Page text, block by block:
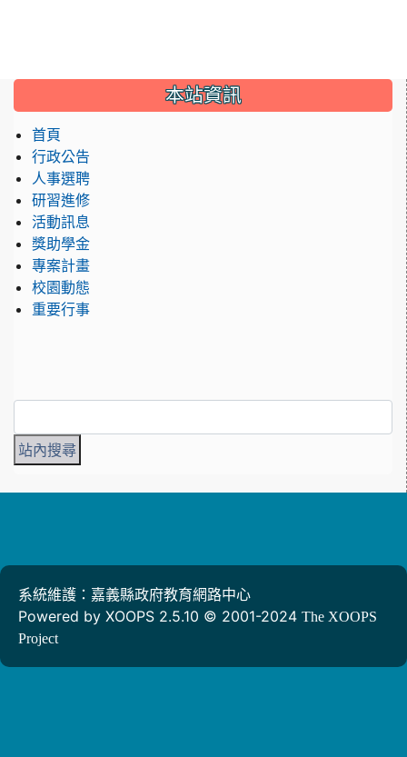
::: 本站資訊
首頁
行政公告
人事選聘
研習進修
活動訊息
獎助學金
專案計畫
校園動態
重要行事
系統維護：嘉義縣政府教育網路中心
Powered by XOOPS 2.5.10 © 2001-2024 The XOOPS
Project